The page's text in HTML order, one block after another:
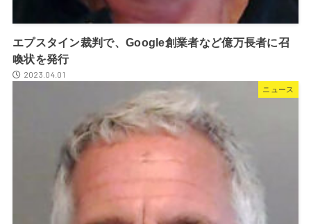
エプスタイン裁判で、Google創業者など億万長者に召
喚状を発行
2023.04.01
ニュース